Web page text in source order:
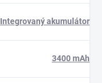
Integrovaný akumulátor
3400 mAh